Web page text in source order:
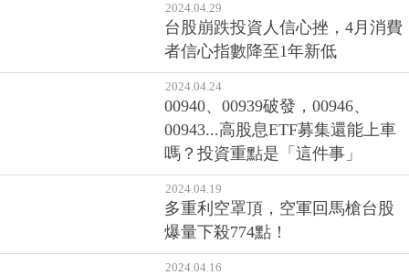
2024.04.29
台股崩跌投資人信心挫，4月消費
者信心指數降至1年新低
2024.04.24
00940、00939破發，00946、
00943...高股息ETF募集還能上車
嗎？投資重點是「這件事」
2024.04.19
多重利空罩頂，空軍回馬槍台股
爆量下殺774點！
2024.04.16